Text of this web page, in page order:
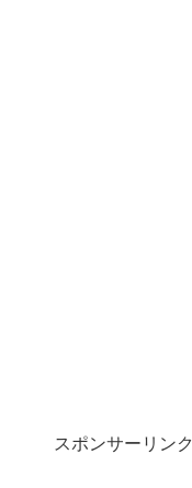
スポンサーリンク